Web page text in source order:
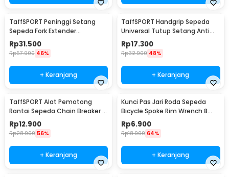
TaffSPORT Peninggi Setang
Sepeda Fork Extender
Aluminium Alloy 121mm - SD53
Rp31.500
Rp57.900 46%
+ Keranjang
TaffSPORT Handgrip Sepeda
Universal Tutup Setang Anti
Slip Handlebar - CL8455
Rp17.300
Rp32.900 48%
+ Keranjang
TaffSPORT Alat Pemotong
Rantai Sepeda Chain Breaker -
JLQ-01
Rp12.900
Rp28.900 56%
+ Keranjang
Kunci Pas Jari Roda Sepeda
Bicycle Spoke Rim Wrench 8
Way - W805
Rp6.900
Rp18.900 64%
+ Keranjang